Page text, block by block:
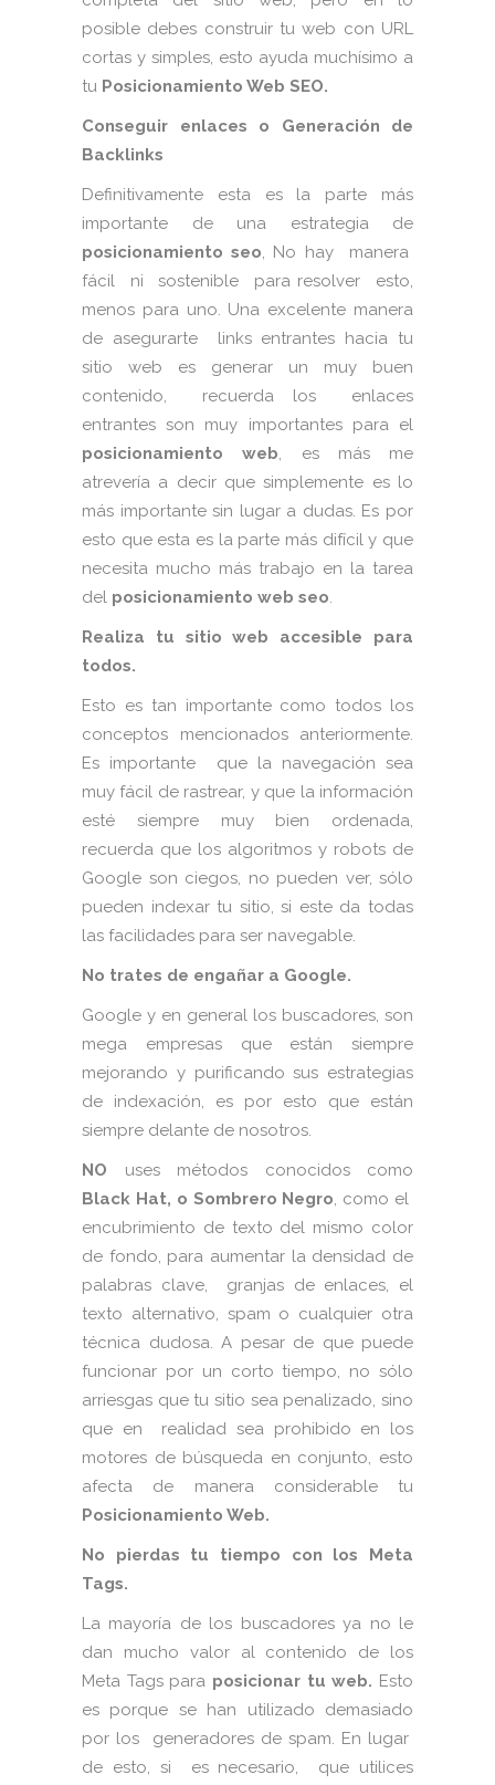
posible debes construir tu web con URL
cortas y simples, esto ayuda muchísimo a
tu Posicionamiento Web SEO.
Conseguir enlaces o Generación de
Backlinks
Definitivamente esta es la parte más
importante de una estrategia de
posicionamiento seo, No hay manera
fácil ni sostenible para resolver esto,
menos para uno. Una excelente manera
de asegurarte links entrantes hacia tu
sitio web es generar un muy buen
contenido, recuerda los enlaces
entrantes son muy importantes para el
posicionamiento
web, es más me
atrevería a decir que simplemente es lo
más importante sin lugar a dudas. Es por
esto que esta es la parte más difícil y que
necesita mucho más trabajo en la tarea
del posicionamiento web seo.
Realiza tu sitio web accesible para
todos.
Esto es tan importante como todos los
conceptos mencionados anteriormente.
Es importante que la navegación sea
muy fácil de rastrear, y que la información
esté siempre muy bien ordenada,
recuerda que los algoritmos y robots de
Google son ciegos, no pueden ver, sólo
pueden indexar tu sitio, si este da todas
las facilidades para ser navegable.
No trates de engañar a Google.
Google y en general los buscadores, son
mega empresas que están siempre
mejorando y purificando sus estrategias
de indexación, es por esto que están
siempre delante de nosotros.
NO uses métodos conocidos como
Black Hat, o Sombrero Negro, como el
encubrimiento de texto del mismo color
de fondo, para aumentar la densidad de
palabras clave, granjas de enlaces, el
texto alternativo, spam o cualquier otra
técnica dudosa. A pesar de que puede
funcionar por un corto tiempo, no sólo
arriesgas que tu sitio sea penalizado, sino
que en realidad sea prohibido en los
motores de búsqueda en conjunto, esto
afecta de manera considerable tu
Posicionamiento Web.
No pierdas tu tiempo con los Meta
Tags.
La mayoría de los buscadores ya no le
dan mucho valor al contenido de los
Meta Tags para posicionar tu web. Esto
es porque se han utilizado demasiado
por los generadores de spam. En lugar
de esto, si es necesario, que utilices